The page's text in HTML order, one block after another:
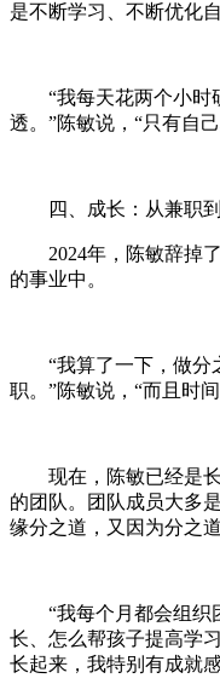
是不断学习、不断优化
“我每天花两个小时
透。”陈敏说，“只有自
四、成长：从兼职
2024年，陈敏辞掉
的事业中。
“我算了一下，做分
职。”陈敏说，“而且时
现在，陈敏已经是
的团队。团队成员大多
缘分之道，又因为分之
“我每个月都会组织
长、怎么帮孩子提高学
长起来，我特别有成就